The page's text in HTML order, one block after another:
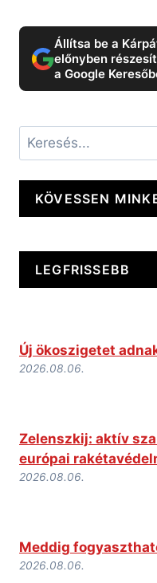
Állítsa be a
előnyben
a Google
Keresés
KÖVESSEN
LEGFRISSEBB
Új ökoszigetet
2026.08.06.
Zelenszkij: aktív
európai
2026.08.06.
Meddig
2026.08.06.